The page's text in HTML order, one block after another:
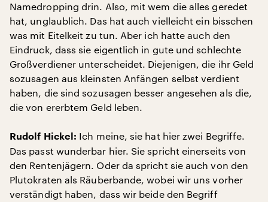
Namedropping drin. Also, mit wem die alles geredet
hat, unglaublich. Das hat auch vielleicht ein bisschen
was mit Eitelkeit zu tun. Aber ich hatte auch den
Eindruck, dass sie eigentlich in gute und schlechte
Großverdiener unterscheidet. Diejenigen, die ihr Geld
sozusagen aus kleinsten Anfängen selbst verdient
haben, die sind sozusagen besser angesehen als die,
die von ererbtem Geld leben.
Rudolf Hickel: Ich meine, sie hat hier zwei Begriffe.
Das passt wunderbar hier. Sie spricht einerseits von
den Rentenjägern. Oder da spricht sie auch von den
Plutokraten als Räuberbande, wobei wir uns vorher
verständigt haben, dass wir beide den Begriff